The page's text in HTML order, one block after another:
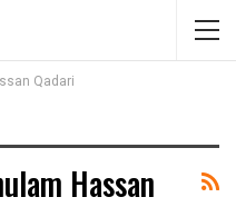
Qadari
Hassan